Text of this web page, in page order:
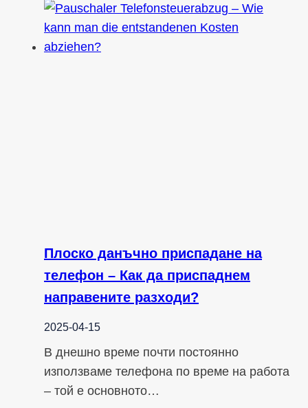
Плоско данъчно приспадане на
телефон – Как да приспаднем
направените разходи?
2025-04-15
В днешно време почти постоянно
използваме телефона по време на работа
– той е основното…